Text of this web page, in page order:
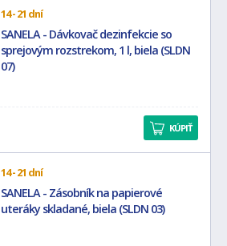
14 - 21 dní
SANELA - Dávkovač dezinfekcie so
sprejovým rozstrekom, 1 l, biela (SLDN
07)
KÚPIŤ
14 - 21 dní
SANELA - Zásobník na papierové
uteráky skladané, biela (SLDN 03)